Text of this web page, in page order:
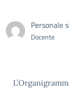
Personale
Docente